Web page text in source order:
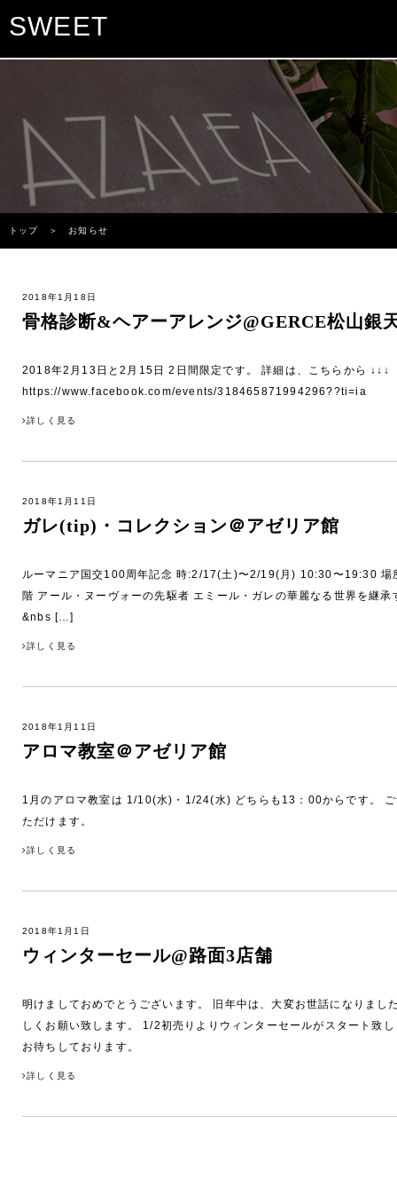
SWEET
トップ ＞ お知らせ
2018年1月18日
骨格診断&ヘアーアレンジ@GERCE松山銀
2018年2月13日と2月15日 2日間限定です。 詳細は、こちらから ↓↓↓
https://www.facebook.com/events/318465871994296??ti=ia
詳しく見る
2018年1月11日
ガレ(tip)・コレクション＠アゼリア館
ルーマニア国交100周年記念 時:2/17(土)〜2/19(月) 10:30〜19:30 場
階 アール・ヌーヴォーの先駆者 エミール・ガレの華麗なる世界を
&nbs […]
詳しく見る
2018年1月11日
アロマ教室＠アゼリア館
1月のアロマ教室は 1/10(水)・1/24(水) どちらも13：00からです。
ただけます。
詳しく見る
2018年1月1日
ウィンターセール@路面3店舗
明けましておめでとうございます。 旧年中は、大変お世話になりまし
しくお願い致します。 1/2初売りよりウィンターセールがスタート致
お待ちしております。
詳しく見る